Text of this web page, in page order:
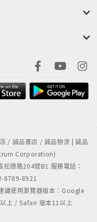
/ 誠品書店 / 誠品物流 | 誠品
Corporation)
德路204號B1 服務電話：
8789-8921
議使用瀏覽器版本：Google
上 / Safari 版本11以上